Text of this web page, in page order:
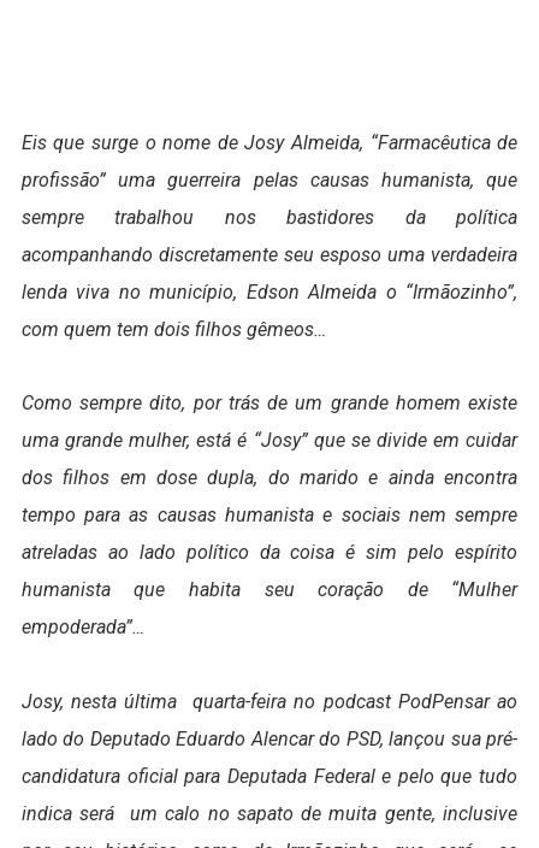
Eis que surge o nome de Josy Almeida, “Farmacêutica de
profissão” uma guerreira pelas causas humanista, que
sempre trabalhou nos bastidores da política
acompanhando discretamente seu esposo uma verdadeira
lenda viva no município, Edson Almeida o “Irmãozinho”,
com quem tem dois filhos gêmeos…
Como sempre dito, por trás de um grande homem existe
uma grande mulher, está é “Josy” que se divide em cuidar
dos filhos em dose dupla, do marido e ainda encontra
tempo para as causas humanista e sociais nem sempre
atreladas ao lado político da coisa é sim pelo espírito
humanista que habita seu coração de “Mulher
empoderada”…
Josy, nesta última quarta-feira no podcast PodPensar ao
lado do Deputado Eduardo Alencar do PSD, lançou sua pré-
candidatura oficial para Deputada Federal e pelo que tudo
indica será um calo no sapato de muita gente, inclusive